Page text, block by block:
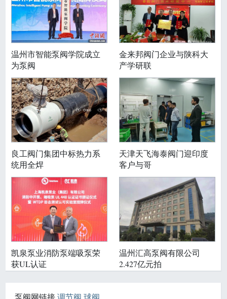
温州市智能泵阀学院成立
为泵阀
金来邦阀门企业与陕科大
产学研联
良工阀门集团中标热力系
统用全焊
天津天飞海泰阀门迎印度
客户与哥
凯泉泵业消防泵端吸泵荣
获UL认证
温州汇高泵阀有限公司
2.427亿元拍